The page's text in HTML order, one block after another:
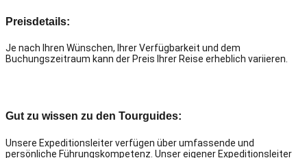
Preisdetails:
Je nach Ihren Wünschen, Ihrer Verfügbarkeit und dem
Buchungszeitraum kann der Preis Ihrer Reise erheblich variieren.
Gut zu wissen zu den Tourguides:
Unsere Expeditionsleiter verfügen über umfassende und
persönliche Führungskompetenz. Unser eigener Expeditionsleiter